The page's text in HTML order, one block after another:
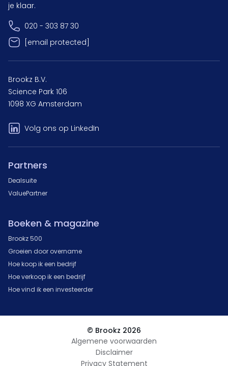
je klaar.
020 - 303 87 30
[email protected]
Brookz B.V.
Science Park 106
1098 XG Amsterdam
Volg ons op LinkedIn
Partners
Dealsuite
ValuePartner
Boeken & magazine
Brookz 500
Groeien door overname
Hoe koop ik een bedrijf
Hoe verkoop ik een bedrijf
Hoe vind ik een investeerder
© Brookz 2026
Algemene voorwaarden
Disclaimer
Privacy Statement